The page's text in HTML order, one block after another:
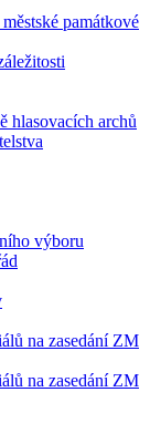
památkové
hlasovacích archů
výboru
na zasedání ZM
na zasedání ZM